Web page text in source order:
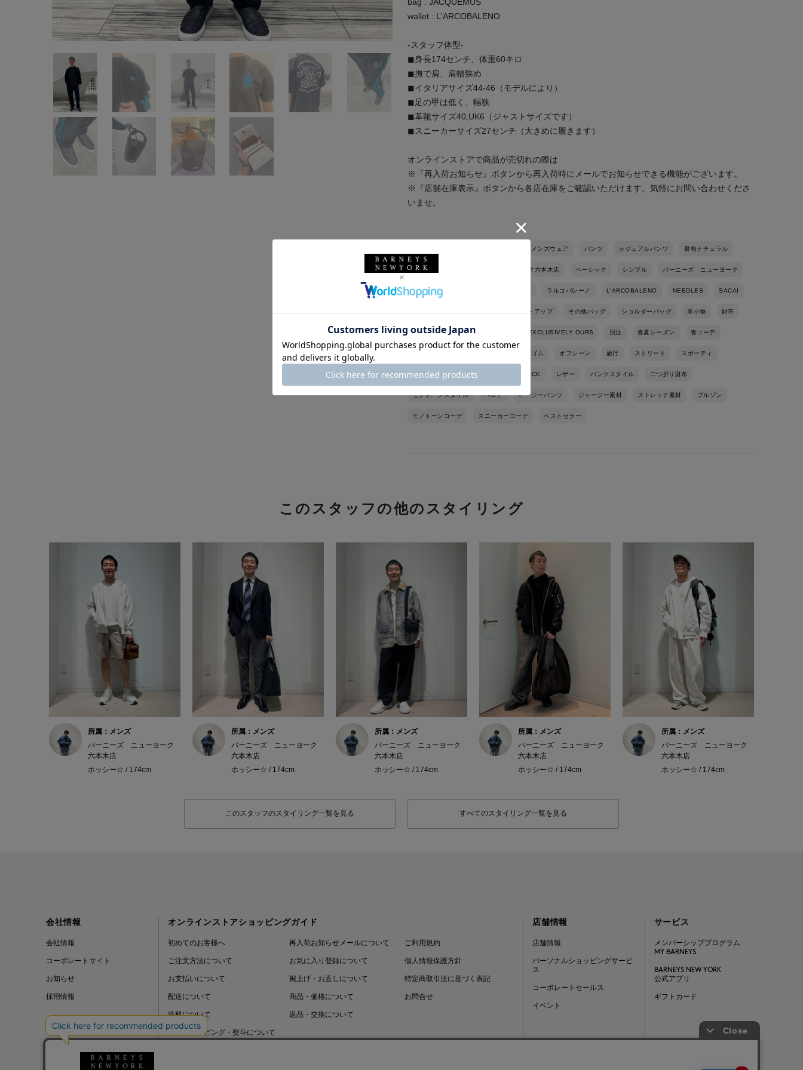
wallet : L'ARCOBALENO
-スタッフ体型-
◼︎身長174センチ、体重60キロ
◼︎撫で肩、肩幅狭め
◼︎イタリアサイズ44-46（モデルにより）
◼︎足の甲は低く、幅狭
◼︎革靴サイズ40,UK6（ジャストサイズです）
◼︎スニーカーサイズ27センチ（大きめに履きます）
オンラインストアで商品が売切れの際は
※『再入荷お知らせ』ボタンから再入荷時にメールでお知らせできる機能がございます。
※『店舗在庫表示』ボタンから各店在庫をご確認いただけます。気軽にお問い合わせくださ
いませ。
メンズウェア パンツ カジュアルパンツ 骨格ナチュラル
カジュアル バーニーズ ニューヨーク六本木店 ベーシック シンプル バーニーズ ニューヨーク
サカイ ラルコバレーノ L'ARCOBALENO NEEDLES SACAI
セットアップ その他バッグ ショルダーバッグ 革小物 財布
限定 シューズ EXCLUSIVELY OURS 別注 春夏シーズン 春コーデ
ウエストゴム オフシーン 旅行 ストリート スポーティ
クルーネック ストライプ柄 BLACK レザー パンツスタイル 二つ折り財布
モノトーンスタイル ベロア イージーパンツ ジャージー素材 ストレッチ素材 ブルゾン
モノトーンコーデ スニーカーコーデ ベストセラー
このスタッフの他のスタイリング
所属：メンズ
バーニーズ ニューヨーク
六本木店
ホッシー☆ / 174cm
所属：メンズ
バーニーズ ニューヨーク
六本木店
ホッシー☆ / 174cm
所属：メンズ
バーニーズ ニューヨーク
六本木店
ホッシー☆ / 174cm
所属：メンズ
バーニーズ ニューヨーク
六本木店
ホッシー☆ / 174cm
所属：メンズ
バーニーズ ニューヨーク
六本木店
ホッシー☆ / 174cm
このスタッフのスタイリング一覧を見る すべてのスタイリング一覧を見る
会社情報
会社情報
コーポレートサイト
お知らせ
採用情報
オンラインストアショッピングガイド
初めてのお客様へ
ご注文方法について
お支払いについて
配送について
送料について
ギフトラッピング・熨斗について
再入荷お知らせメールについて
お気に入り登録について
裾上げ・お直しについて
商品・価格について
返品・交換について
ご利用規約
個人情報保護方針
特定商取引法に基づく表記
お問合せ
店舗情報
店舗情報
パーソナルショッピングサービ
ス
コーポレートセールス
イベント
サービス
メンバーシッププログラム
MY BARNEYS
BARNEYS NEW YORK
公式アプリ
ギフトカード